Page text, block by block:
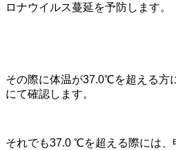
ロナウイルス蔓延を予防します。
その際に体温が37.0℃を超える方
にて確認します。
それでも37.0 ℃を超える際には、